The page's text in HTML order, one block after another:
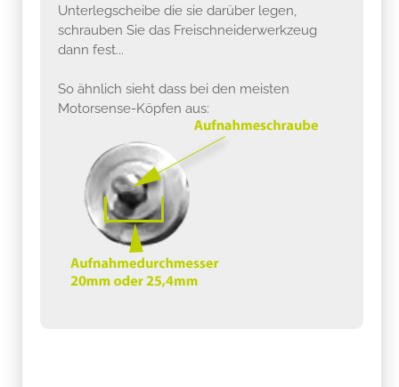
Unterlegscheibe die sie darüber legen,
schrauben Sie das Freischneiderwerkzeug
dann fest...
So ähnlich sieht dass bei den meisten
Motorsense-Köpfen aus: